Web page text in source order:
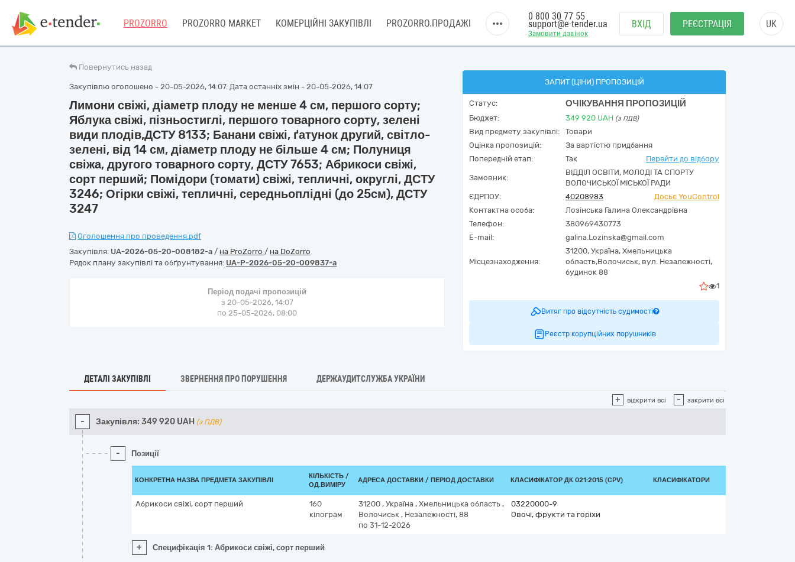
PROZORRO PROZORRO MARKET КОМЕРЦІЙНІ ЗАКУПІВЛІ PROZORRO.ПРОДАЖІ
Замовити дзвінок
0 800 30 77 55
support@e-tender.ua ВХІД РЕЄСТРАЦІЯ UK
Повернутись назад
Закупівлю оголошено - 20-05-2026, 14:07. Дата останніх змін - 20-05-2026, 14:07
Лимони свіжі, діаметр плоду не менше 4 см, першого сорту;
Яблука свіжі, пізньостиглі, першого товарного сорту, зелені
види плодів,ДСТУ 8133; Банани свіжі, ґатунок другий, світло-
зелені, від 14 см, діаметр плоду не більше 4 см; Полуниця
свіжа, другого товарного сорту, ДСТУ 7653; Абрикоси свіжі,
сорт перший; Помідори (томати) свіжі, тепличні, округлі, ДСТУ
3246; Огірки свіжі, тепличні, середньоплідні (до 25см), ДСТУ
3247
Оголошення про проведення.pdf
Закупівля: UA-2026-05-20-008182-a / на ProZorro / на DoZorro
Рядок плану закупівлі та обґрунтування: UA-P-2026-05-20-009837-a
Період подачі пропозицій
з 20-05-2026, 14:07
по 25-05-2026, 08:00
ЗАПИТ (ЦІНИ) ПРОПОЗИЦІЙ
Статус: ОЧІКУВАННЯ ПРОПОЗИЦІЙ
Бюджет: 349 920 UAH (з ПДВ)
Вид предмету закупівлі:
Товари
Оцінка пропозицій:
За вартістю придбання
Попередній етап:
Так Перейти до відбору
Замовник:
ВІДДІЛ ОСВІТИ, МОЛОДІ ТА СПОРТУ
ВОЛОЧИСЬКОЇ МІСЬКОЇ РАДИ
ЄДРПОУ:
40208983
Досьє YouControl
Контактна особа:
Лозінська Галина Олександрівна
Телефон:
380969430773
E-mail:
galina.Lozinska@gmail.com
Місцезнаходження:
31200, Україна, Хмельницька
область,Волочиськ, вул. Незалежності,
будинок 88
1
Витяг про відсутність судимості
Реєстр корупційних порушників
ДЕТАЛІ ЗАКУПІВЛІ ЗВЕРНЕННЯ ПРО ПОРУШЕННЯ ДЕРЖАУДИТСЛУЖБА УКРАЇНИ
+ відкрити всі - закрити всі
- Закупівля: 349 920 UAH (з ПДВ)
- Позиції
КОНКРЕТНА НАЗВА ПРЕДМЕТА ЗАКУПІВЛІ
КІЛЬКІСТЬ /
ОД.ВИМІРУ
АДРЕСА ДОСТАВКИ / ПЕРІОД ДОСТАВКИ КЛАСИФІКАТОР ДК 021:2015 (CPV) КЛАСИФІКАТОРИ
Абрикоси свіжі, сорт перший
160
кілограм
31200 , Україна , Хмельницька область ,
Волочиськ , Незалежності, 88
по 31-12-2026
03220000-9
Овочі, фрукти та горіхи
+ Специфікація 1: Абрикоси свіжі, сорт перший